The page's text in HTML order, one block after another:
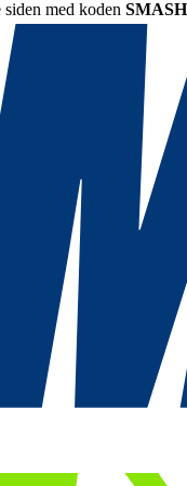
med koden